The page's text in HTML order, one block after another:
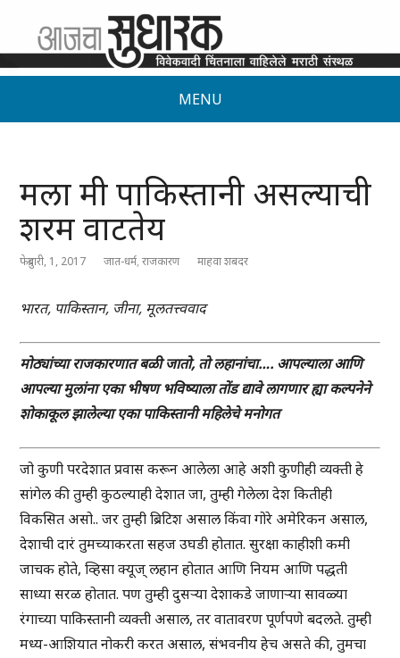
MENU
मला मी पाकिस्तानी असल्याची
शरम वाटतेय
फेब्रुवारी, 1, 2017 जात-धर्म,राजकारण माहवा शबदर
भारत, पाकिस्तान, जीना, मूलतत्त्ववाद
मोठ्यांच्या राजकारणात बळी जातो, तो लहानांचा…. आपल्याला आणि
आपल्या मुलांना एका भीषण भविष्याला तोंड द्यावे लागणार ह्या कल्पनेने
शोकाकूल झालेल्या एका पाकिस्तानी महिलेचे मनोगत
जो कुणी परदेशात प्रवास करून आलेला आहे अशी कुणीही व्यक्ती हे
सांगेल की तुम्ही कुठल्याही देशात जा, तुम्ही गेलेला देश कितीही
विकसित असो.. जर तुम्ही ब्रिटिश असाल किंवा गोरे अमेरिकन असाल,
देशाची दारं तुमच्याकरता सहज उघडी होतात. सुरक्षा काहीशी कमी
जाचक होते, व्हिसा क्यूज् लहान होतात आणि नियम आणि पद्धती
साध्या सरळ होतात. पण तुम्ही दुसऱ्या देशाकडे जाणाऱ्या सावळ्या
रंगाच्या पाकिस्तानी व्यक्ती असाल, तर वातावरण पूर्णपणे बदलते. तुम्ही
मध्य-आशियात नोकरी करत असाल, संभवनीय हेच असते की, तुमचा